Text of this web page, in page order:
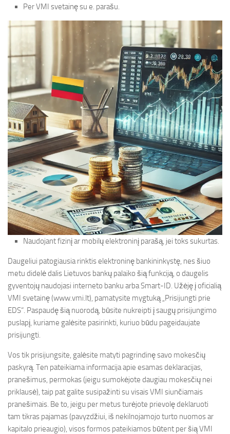
Per VMI svetainę su e. parašu.
Naudojant fizinį ar mobilų elektroninį parašą, jei toks sukurtas.
Daugeliui patogiausia rinktis elektroninę bankininkystę, nes šiuo
metu didelė dalis Lietuvos bankų palaiko šią funkciją, o daugelis
gyventojų naudojasi interneto banku arba Smart-ID. Užėję į oficialią
VMI svetainę (www.vmi.lt), pamatysite mygtuką „Prisijungti prie
EDS“. Paspaudę šią nuorodą, būsite nukreipti į saugų prisijungimo
puslapį, kuriame galėsite pasirinkti, kuriuo būdu pageidaujate
prisijungti.
Vos tik prisijungsite, galėsite matyti pagrindinę savo mokesčių
paskyrą. Ten pateikiama informacija apie esamas deklaracijas,
pranešimus, permokas (jeigu sumokėjote daugiau mokesčių nei
priklausė), taip pat galite susipažinti su visais VMI siunčiamais
pranešimais. Be to, jeigu per metus turėjote prievolę deklaruoti
tam tikras pajamas (pavyzdžiui, iš nekilnojamojo turto nuomos ar
kapitalo prieaugio), visos formos pateikiamos būtent per šią VMI